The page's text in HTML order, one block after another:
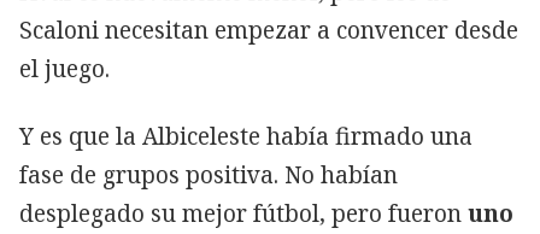
Scaloni necesitan empezar a convencer desde
el juego.
Y es que la Albiceleste había firmado una
fase de grupos positiva. No habían
desplegado su mejor fútbol, pero fueronuno